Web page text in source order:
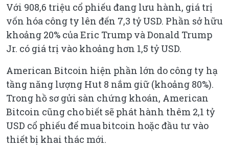
Với 908,6 triệu cổ phiếu đang lưu hành, giá trị
vốn hóa công ty lên đến 7,3 tỷ USD. Phần sở hữu
khoảng 20% của Eric Trump và Donald Trump
Jr. có giá trị vào khoảng hơn 1,5 tỷ USD.
American Bitcoin hiện phần lớn do công ty hạ
tầng năng lượng Hut 8 nắm giữ (khoảng 80%).
Trong hồ sơ gửi sàn chứng khoán, American
Bitcoin cũng cho biết sẽ phát hành thêm 2,1 tỷ
USD cổ phiếu để mua bitcoin hoặc đầu tư vào
thiết bị khai thác mới.